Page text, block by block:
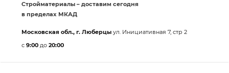
Стройматериалы – доставим сегодня
в пределах МКАД
Московская обл., г. Люберцы ул. Инициативная 7, стр 2
с 9:00 до 20:00